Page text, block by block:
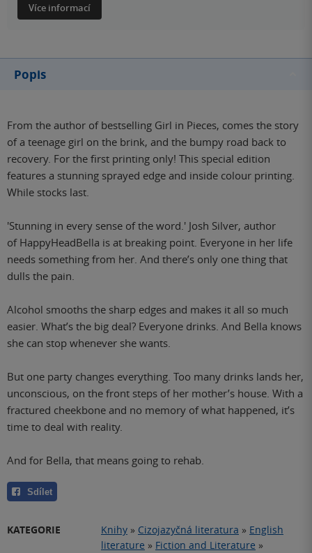
Více informací
Popis
From the author of bestselling Girl in Pieces, comes the story
of a teenage girl on the brink, and the bumpy road back to
recovery. For the first printing only! This special edition
features a stunning sprayed edge and inside colour printing.
While stocks last.
'Stunning in every sense of the word.' Josh Silver, author
of HappyHeadBella is at breaking point. Everyone in her life
needs something from her. And there’s only one thing that
dulls the pain.
Alcohol smooths the sharp edges and makes it all so much
easier. What’s the big deal? Everyone drinks. And Bella knows
she can stop whenever she wants.
But one party changes everything. Too many drinks lands her,
unconscious, on the front steps of her mother’s house. With a
fractured cheekbone and no memory of what happened, it’s
time to deal with reality.
And for Bella, that means going to rehab.
Sdílet
KATEGORIE Knihy » Cizojazyčná literatura » English
literature » Fiction and Literature »